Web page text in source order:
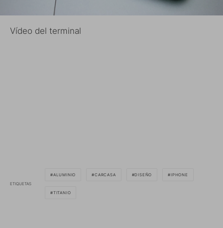
Vídeo del terminal
ETIQUETAS
ALUMINIO CARCASA DISEÑO IPHONE
TITANIO